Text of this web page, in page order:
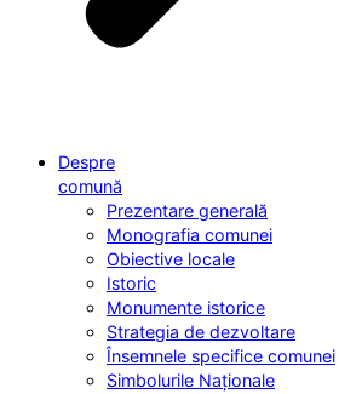
Despre
comună
Prezentare generală
Monografia comunei
Obiective locale
Istoric
Monumente istorice
Strategia de dezvoltare
Însemnele specifice comunei
Simbolurile Naționale